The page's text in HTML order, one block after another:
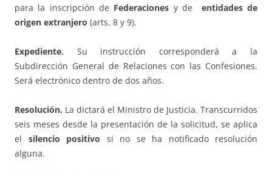
para la inscripción de Federaciones y de
entidades de
origen extranjero (arts. 8 y 9).
Expediente. Su instrucción corresponderá a la
Subdirección General de Relaciones con las Confesiones.
Será electrónico dentro de dos años.
Resolución. La dictará el Ministro de Justicia. Transcurridos
seis meses desde la presentación de la solicitud, se aplica
el silencio positivo si no se ha notificado resolución
alguna.